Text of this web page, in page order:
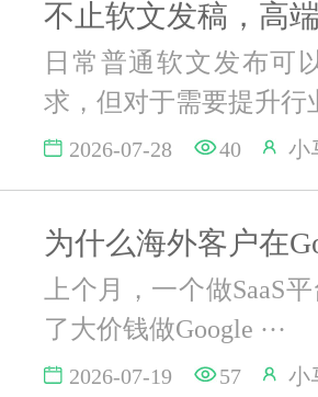
日常普通软文发布可
求，但对于需要提升行
2026-07-28 40 小
上个月，一个做SaaS
了大价钱做Google ···
2026-07-19 57 小